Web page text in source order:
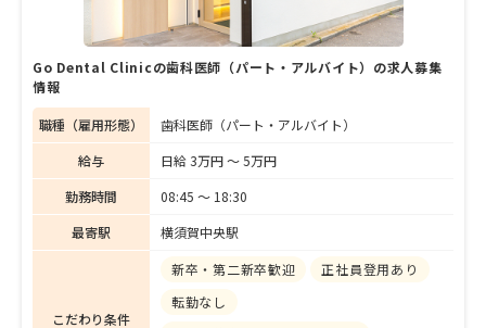
Go Dental Clinicの歯科医師（パート・アルバイト）の求人募集
情報
職種（雇用形態）
歯科医師（パート・アルバイト）
給与
日給 3万円 〜 5万円
勤務時間
08:45 〜 18:30
最寄駅
横須賀中央駅
こだわり条件
新卒・第二新卒歓迎
正社員登用あり
転勤なし